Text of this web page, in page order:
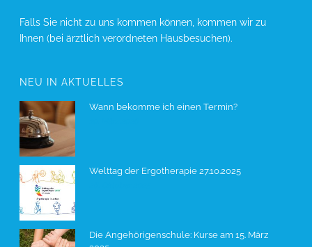
Falls Sie nicht zu uns kommen können, kommen wir zu
Ihnen (bei ärztlich verordneten Hausbesuchen).
NEU IN AKTUELLES
Wann bekomme ich einen Termin?
Welttag der Ergotherapie 27.10.2025
Die Angehörigenschule: Kurse am 15. März